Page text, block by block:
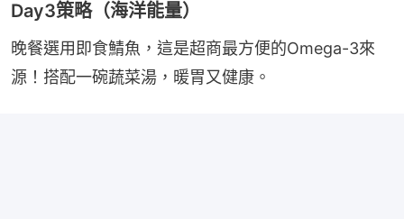
Day3策略（海洋能量）
晚餐選用即食鯖魚，這是超商最方便的Omega-3來
源！搭配一碗蔬菜湯，暖胃又健康。